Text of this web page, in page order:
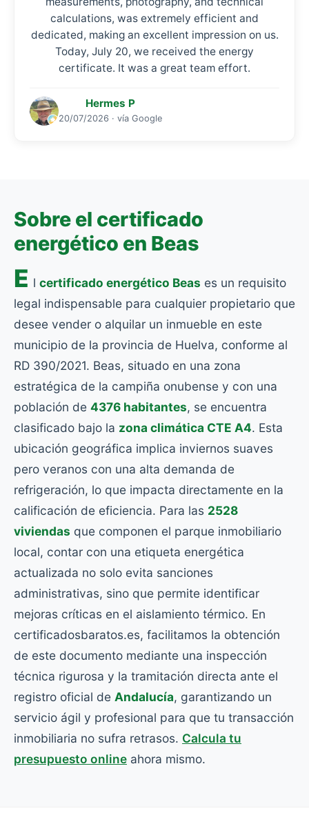
calculations, was extremely efficient and
dedicated, making an excellent impression on us.
Today, July 20, we received the energy
certificate. It was a great team effort.
Hermes P
20/07/2026 · vía Google
Sobre el certificado
energético en Beas
E l certificado energético Beas es un requisito
legal indispensable para cualquier propietario que
desee vender o alquilar un inmueble en este
municipio de la provincia de Huelva, conforme al
RD 390/2021. Beas, situado en una zona
estratégica de la campiña onubense y con una
población de 4376 habitantes, se encuentra
clasificado bajo la zona climática CTE A4. Esta
ubicación geográfica implica inviernos suaves
pero veranos con una alta demanda de
refrigeración, lo que impacta directamente en la
calificación de eficiencia. Para las 2528
viviendas que componen el parque inmobiliario
local, contar con una etiqueta energética
actualizada no solo evita sanciones
administrativas, sino que permite identificar
mejoras críticas en el aislamiento térmico. En
certificadosbaratos.es, facilitamos la obtención
de este documento mediante una inspección
técnica rigurosa y la tramitación directa ante el
registro oficial de Andalucía, garantizando un
servicio ágil y profesional para que tu transacción
inmobiliaria no sufra retrasos. Calcula tu
presupuesto online ahora mismo.